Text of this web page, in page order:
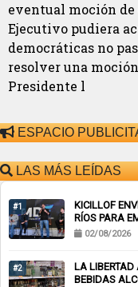
eventual moción
Ejecutivo pudiera
democráticas no
resolver una
Presidente l
ESPACIO
LAS MÁS LEÍDAS
#1
KICILLOF
RÍOS PARA
02/08/2026
#2
LA
BEBIDAS